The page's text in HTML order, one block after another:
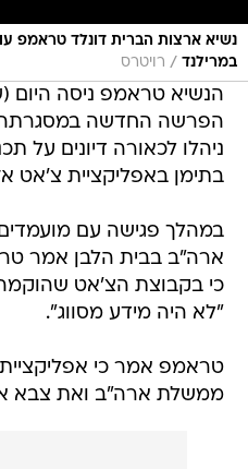
נשיא ארצות הברית דונלד טראמפ
במרילנד / רויטרס
הנשיא טראמפ ניסה היום
הפרשה החדשה במסגרתה
ניהלו לכאורה דיונים על
בתימן באפליקציית צ'אט
במהלך פגישה עם
ארה"ב בבית הלבן אמר
כי בקבוצת הצ'אט שהוקמה
"לא היה מידע מסווג".
טראמפ אמר כי
ממשלת ארה"ב ואת צבא